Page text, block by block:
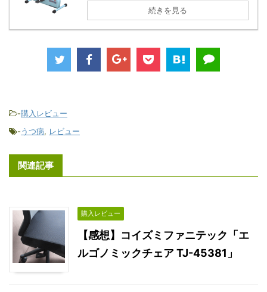
続きを見る
-購入レビュー
-うつ病, レビュー
関連記事
購入レビュー
【感想】コイズミファニテック「エ
ルゴノミックチェア TJ-45381」